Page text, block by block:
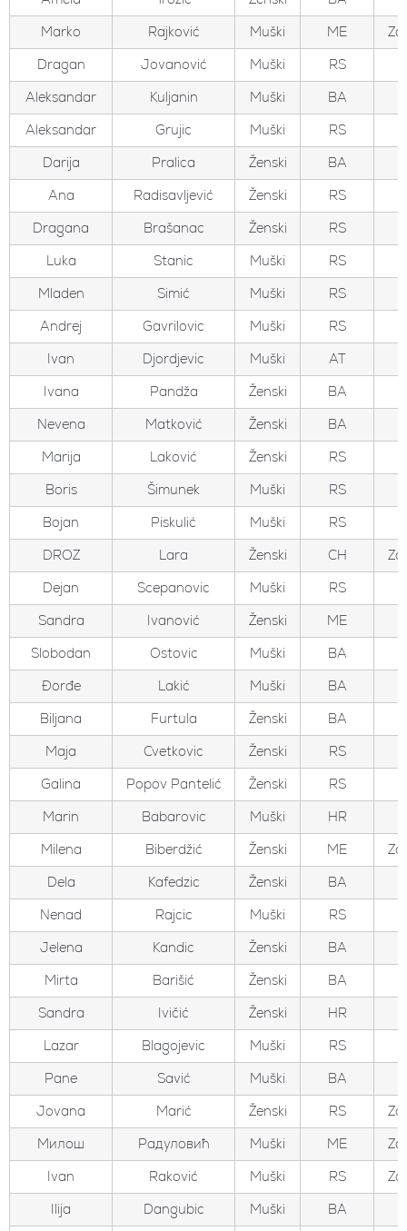
Marko
Rajković Muški ME
Dragan
Jovanović Muški
RS
Aleksandar
Kuljanin Muški
BA
Aleksandar
Grujic Muški
RS
Darija
Pralica Ženski
BA
Ana
Radisavljević Ženski
RS
Dragana
Brašanac Ženski
RS
Luka
Stanic Muški
RS
Mladen
Simić Muški
RS
Andrej
Gavrilovic Muški
RS
Ivan
Djordjevic Muški
AT
Ivana
Pandža Ženski
BA
Nevena
Matković Ženski
BA
Marija
Laković Ženski
RS
Boris
Šimunek Muški
RS
Bojan
Piskulić Muški
RS
DROZ
Lara Ženski CH
Dejan
Scepanovic Muški
RS
Sandra
Ivanović Ženski
ME
Slobodan
Ostovic Muški
BA
Đorđe
Lakić Muški
BA
Biljana
Furtula Ženski
BA
Maja
Cvetkovic Ženski
RS
Galina
Popov Pantelić Ženski
RS
Marin
Babarovic Muški
HR
Milena
Biberdžić Ženski ME
Dela
Kafedzic Ženski
BA
Nenad
Rajcic Muški
RS
Jelena
Kandic Ženski
BA
Mirta
Barišić Ženski
BA
Sandra
Ivičić Ženski
HR
Lazar
Blagojevic Muški
RS
Pane
Savić Muški
BA
Jovana
Marić Ženski RS
Милош
Радуловић Muški ME
Ivan
Raković Muški RS
Ilija
Dangubic Muški
BA